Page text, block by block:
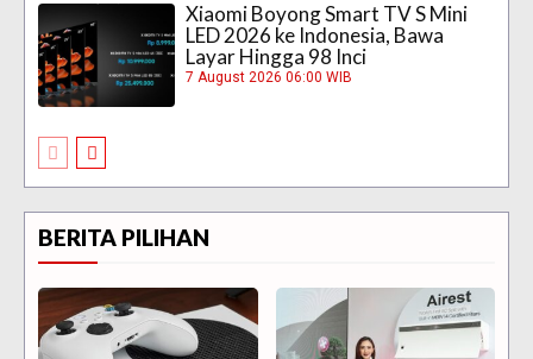
Xiaomi Boyong Smart TV S Mini
LED 2026 ke Indonesia, Bawa
Layar Hingga 98 Inci
7 August 2026 06:00 WIB
BERITA PILIHAN